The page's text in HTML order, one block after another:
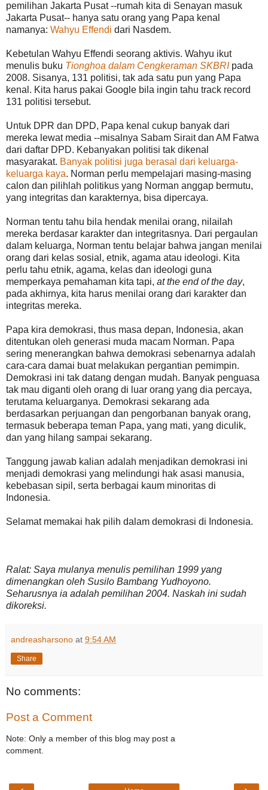
pemilihan Jakarta Pusat --rumah kita di Senayan masuk
Jakarta Pusat-- hanya satu orang yang Papa kenal
namanya: Wahyu Effendi dari Nasdem.
Kebetulan Wahyu Effendi seorang aktivis. Wahyu ikut
menulis buku Tionghoa dalam Cengkeraman SKBRI pada
2008. Sisanya, 131 politisi, tak ada satu pun yang Papa
kenal. Kita harus pakai Google bila ingin tahu track record
131 politisi tersebut.
Untuk DPR dan DPD, Papa kenal cukup banyak dari
mereka lewat media --misalnya Sabam Sirait dan AM Fatwa
dari daftar DPD. Kebanyakan politisi tak dikenal
masyarakat. Banyak politisi juga berasal dari keluarga-
keluarga kaya. Norman perlu mempelajari masing-masing
calon dan pilihlah politikus yang Norman anggap bermutu,
yang integritas dan karakternya, bisa dipercaya.
Norman tentu tahu bila hendak menilai orang, nilailah
mereka berdasar karakter dan integritasnya. Dari pergaulan
dalam keluarga, Norman tentu belajar bahwa jangan menilai
orang dari kelas sosial, etnik, agama atau ideologi. Kita
perlu tahu etnik, agama, kelas dan ideologi guna
memperkaya pemahaman kita tapi, at the end of the day,
pada akhirnya, kita harus menilai orang dari karakter dan
integritas mereka.
Papa kira demokrasi, thus masa depan, Indonesia, akan
ditentukan oleh generasi muda macam Norman. Papa
sering menerangkan bahwa demokrasi sebenarnya adalah
cara-cara damai buat melakukan pergantian pemimpin.
Demokrasi ini tak datang dengan mudah. Banyak penguasa
tak mau diganti oleh orang di luar orang yang dia percaya,
terutama keluarganya. Demokrasi sekarang ada
berdasarkan perjuangan dan pengorbanan banyak orang,
termasuk beberapa teman Papa, yang mati, yang diculik,
dan yang hilang sampai sekarang.
Tanggung jawab kalian adalah menjadikan demokrasi ini
menjadi demokrasi yang melindungi hak asasi manusia,
kebebasan sipil, serta berbagai kaum minoritas di
Indonesia.
Selamat memakai hak pilih dalam demokrasi di Indonesia.
Ralat: Saya mulanya menulis pemilihan 1999 yang
dimenangkan oleh Susilo Bambang Yudhoyono.
Seharusnya ia adalah pemilihan 2004. Naskah ini sudah
dikoreksi.
andreasharsono at 9:54 AM
Share
No comments:
Post a Comment
Note: Only a member of this blog may post a
comment.